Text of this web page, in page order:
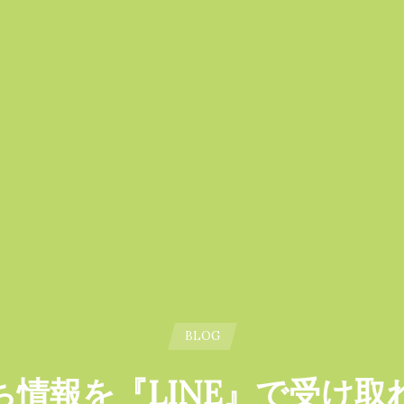
BLOG
情報を『LINE』で受け取